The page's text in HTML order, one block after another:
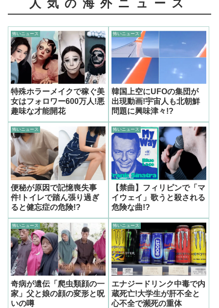
人気の海外ニュース
怖いニュース
特殊ホラーメイクで稼ぐ美
女はフォロワー600万人!悪
趣味な才能開花
怖いニュース
韓国上空にUFOの集団が
出現動画!宇宙人も北朝鮮
問題に興味津々!?
怖いニュース
便秘が原因で記憶喪失事
件!トイレで踏ん張り過ぎ
ると健忘症の危険!?
怖いニュース
【禁曲】フィリピンで「マ
イウェイ」歌うと殺される
危険な曲!?
怖いニュース
奇病が遺伝「爬虫類顔の一
家」父と娘の顔の変形と呪
いの噂
怖いニュース
エナジードリンク中毒で内
蔵死亡!大学生が肝不全と
心不全で瀕死の重体